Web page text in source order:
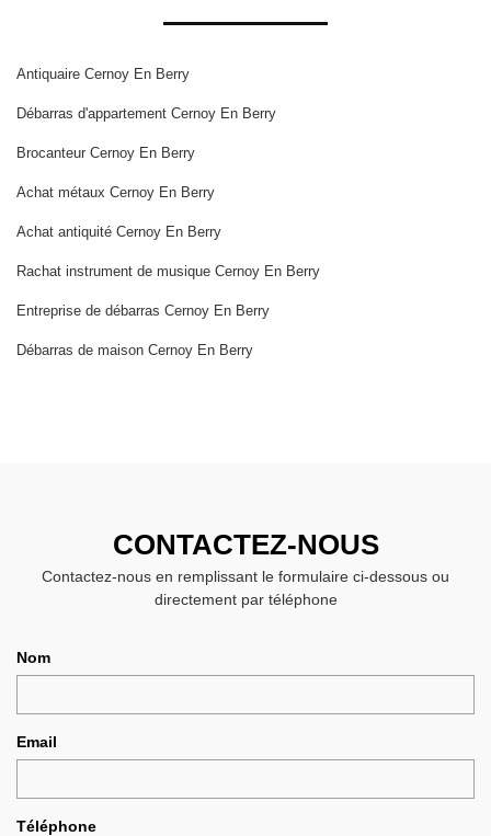
Antiquaire Cernoy En Berry
Débarras d'appartement Cernoy En Berry
Brocanteur Cernoy En Berry
Achat métaux Cernoy En Berry
Achat antiquité Cernoy En Berry
Rachat instrument de musique Cernoy En Berry
Entreprise de débarras Cernoy En Berry
Débarras de maison Cernoy En Berry
CONTACTEZ-NOUS
Contactez-nous en remplissant le formulaire ci-dessous ou
directement par téléphone
Nom
Email
Téléphone